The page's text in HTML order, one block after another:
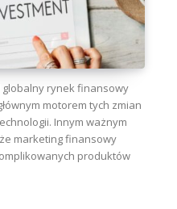
globalny rynek finansowy
motorem tych zmian
Innym ważnym
marketing finansowy
produktów